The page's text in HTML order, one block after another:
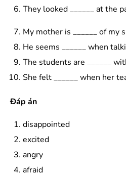
They looked ______ at the
My mother is ______ of my
He seems ______ when
The students are ______
She felt ______ when her
Đáp án
disappointed
excited
angry
afraid